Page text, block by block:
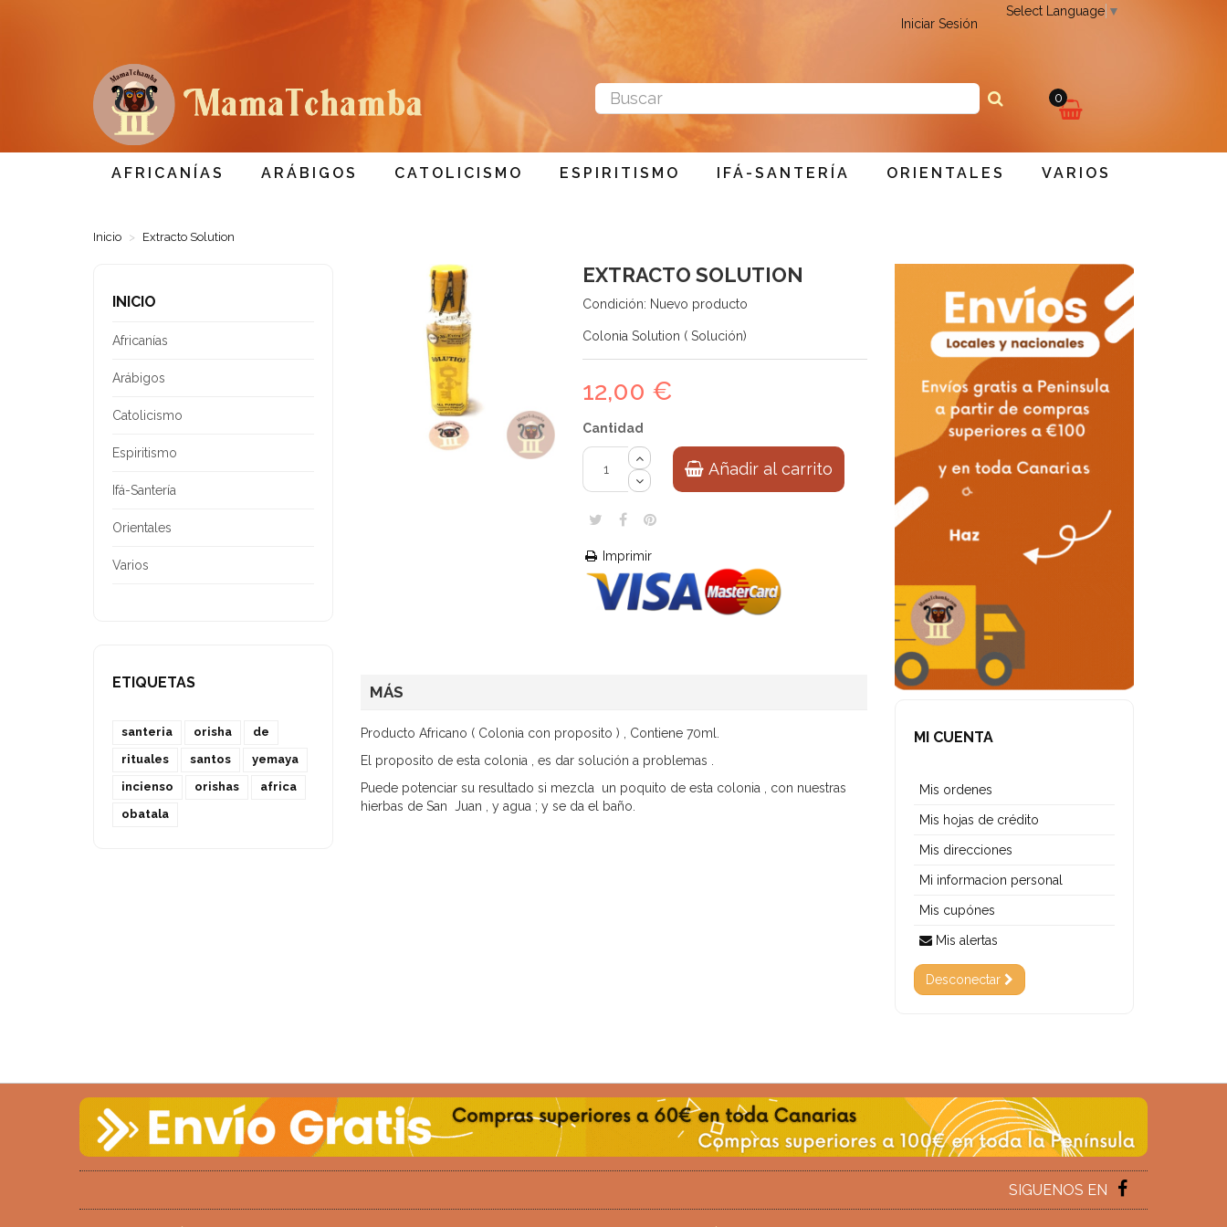
Iniciar Sesión
Select Language ▼
Mi
0
AFRICANÍAS ARÁBIGOS CATOLICISMO ESPIRITISMO IFÁ-SANTERÍA ORIENTALES VARIOS
Inicio Extracto Solution
INICIO
Africanías
Arábigos
Catolicismo
Espiritismo
Ifá-Santería
Orientales
Varios
ETIQUETAS
santeria orisha
de
rituales
santos
yemaya
incienso
orishas
africa
obatala
EXTRACTO SOLUTION
Condición: Nuevo producto
Colonia Solution ( Solución)
12,00 €
Cantidad
Añadir al carrito
Imprimir
MÁS
Producto Africano ( Colonia con proposito ) , Contiene 70ml.
El proposito de esta colonia , es dar solución a problemas .
Puede potenciar su resultado si mezcla un poquito de esta colonia , con nuestras
hierbas de San Juan , y agua ; y se da el baño.
MI CUENTA
Mis ordenes
Mis hojas de crédito
Mis direcciones
Mi informacion personal
Mis cupónes
Mis alertas
Desconectar
SIGUENOS EN